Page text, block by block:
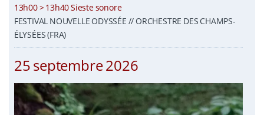
13h00 > 13h40 Sieste sonore
FESTIVAL NOUVELLE ODYSSÉE // ORCHESTRE DES CHAMPS-
ÉLYSÉES (FRA)
25 septembre 2026